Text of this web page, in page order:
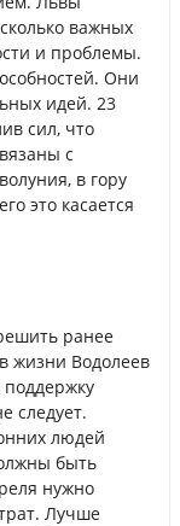
важных
и проблемы.
Они
идей. 23
сил, что
с
в гору
это касается
ранее
жизни Водолеев
поддержку
следует.
людей
быть
нужно
Лучше